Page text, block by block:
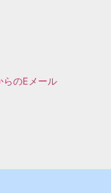
のEメール